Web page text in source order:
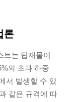
론
트는 탑재물이
의 초과 하중
서 발생할 수 있
같은 규격에 따